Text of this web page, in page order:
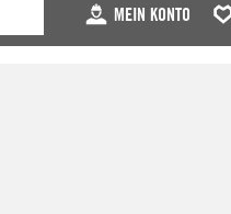
MEIN KONTO